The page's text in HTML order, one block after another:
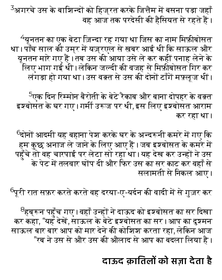
3अगरचे उस के बाशिन्दों को हिज्रत करके जित्तैम में बसना पड़ा जहाँ
वह आज तक परदेसी की हैसियत से रहते हैं।
4यूनतन का एक बेटा ज़िन्दा रह गया था जिस का नाम मिफ़ीबोसत
था। पाँच साल की उम्र में यज़्रएल से ख़बर आई थी कि साऊल और
यूनतन मारे गए हैं। तब उस की आया उसे ले कर कहीं पनाह लेने के
लिए भाग गई थी। लेकिन जल्दी की वजह से मिफ़ीबोसत गिर कर
लंगड़ा हो गया था। उस वक़्त से उस की दोनों टाँगें मफ़्लूज थीं।
5एक दिन रिम्मोन बैरोती के बेटे रैकाब और बाना दोपहर के वक़्त
इश्बोसत के घर गए। गर्मी उरूज पर थी, इस लिए इश्बोसत आराम
कर रहा था।
6दोनों आदमी यह बहाना पेश करके घर के अन्दरूनी कमरे में गए कि
हम कुछ अनाज ले जाने के लिए आए हैं। जब इश्बोसत के कमरे में
पहुँचे तो वह चारपाई पर लेटा सो रहा था। यह देख कर उन्हों ने उस
के पेट में तलवार घोंप दी और फिर उस का सर काट कर वहाँ से
सलामती से निकल आए।
6पूरी रात सफ़र करते करते वह दरया-ए-यर्दन की वादी में से गुज़र कर
8हब्रून पहुँच गए। वहाँ उन्हों ने दाऊद को इश्बोसत का सर दिखा
कर कहा, “यह देखें, साऊल के बेटे इश्बोसत का सर। आप का दुश्मन
साऊल बार बार आप को मार देने की कोशिश करता रहा, लेकिन आज
रब ने उस से और उस की औलाद से आप का बदला लिया है।”
दाऊद क़ातिलों को सज़ा देता है